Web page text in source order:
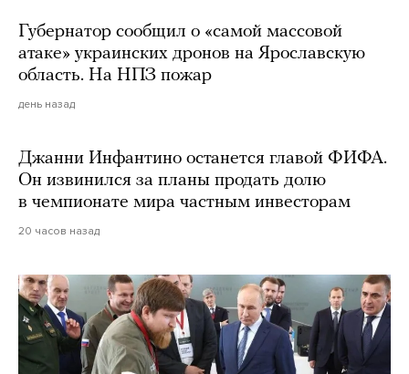
Губернатор сообщил о «самой массовой
атаке» украинских дронов на Ярославскую
область. На НПЗ пожар
день назад
Джанни Инфантино останется главой ФИФА.
Он извинился за планы продать долю
в чемпионате мира частным инвесторам
20 часов назад